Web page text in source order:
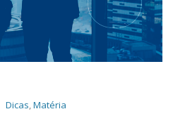
Dicas,Matéria